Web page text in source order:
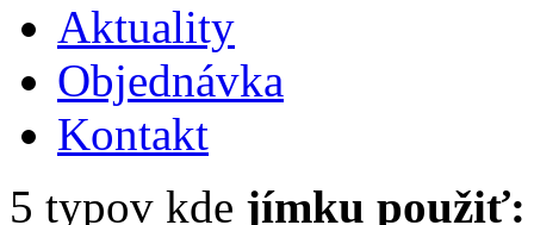
Aktuality
Objednávka
Kontakt
5 typov kde jímku použiť: